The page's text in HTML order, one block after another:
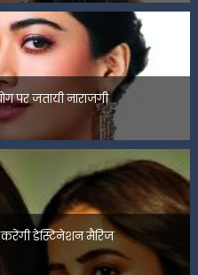
पर जतायी नाराजगी
डेस्टिनेशन मैरिज